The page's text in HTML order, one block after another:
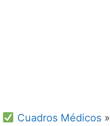
Cuadros Médicos»